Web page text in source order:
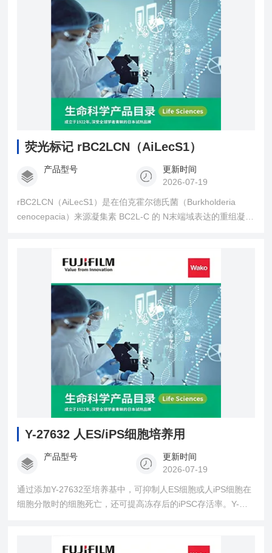
荧光标记 rBC2LCN（AiLecS1）
产品型号
更新时间
2026-07-19
rBC2LCN（AiLecS1）是在伯克霍尔德氏菌（Burkholderia
cenocepacia）来源凝集素 BC2L-C 的 N末端域表达的重组凝集
Y-27632 人ES/iPS细胞培养用
产品型号
更新时间
2026-07-19
通过添加Y-27632至培养基中，可抑制人ES细胞或人iPS细胞在
细胞分散时的细胞死亡，还可提高冻存后的iPSC存活率。Y-
信号传递系统收缩血管平滑肌等多种功能。